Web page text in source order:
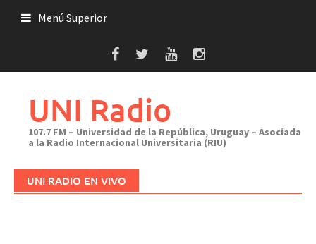
Menú Superior
UNI Radio
107.7 FM – Universidad de la República, Uruguay – Asociada
a la Radio Internacional Universitaria (RIU)
UNI RADIO EN VIVO